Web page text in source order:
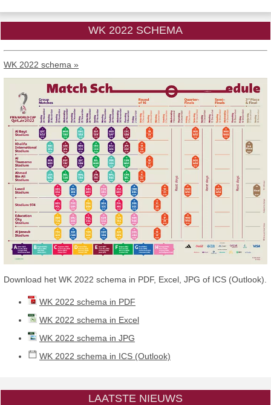
WK 2022 SCHEMA
WK 2022 schema »
Download het WK 2022 schema in PDF, Excel, JPG of ICS (Outlook).
WK 2022 schema in PDF
WK 2022 schema in Excel
WK 2022 schema in JPG
WK 2022 schema in ICS (Outlook)
LAATSTE NIEUWS